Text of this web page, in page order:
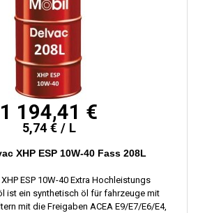
1 194,41 €
5,74 € / L
XHP ESP 10W-40 Fass 208L
ESP 10W-40 Extra Hochleistungs
ist ein synthetisch öl für fahrzeuge mit
mit die Freigaben ACEA E9/E7/E6/E4,